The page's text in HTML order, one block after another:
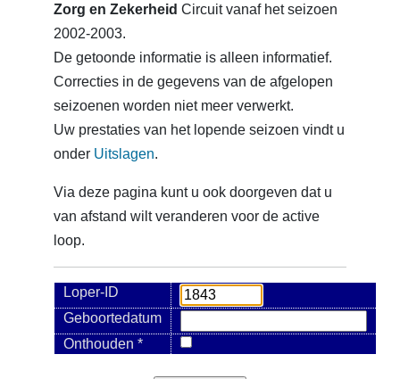
Zorg en Zekerheid Circuit vanaf het seizoen
2002-2003.
De getoonde informatie is alleen informatief.
Correcties in de gegevens van de afgelopen
seizoenen worden niet meer verwerkt.
Uw prestaties van het lopende seizoen vindt u
onder Uitslagen.
Via deze pagina kunt u ook doorgeven dat u
van afstand wilt veranderen voor de active
loop.
Loper-ID
Geboortedatum
Onthouden *